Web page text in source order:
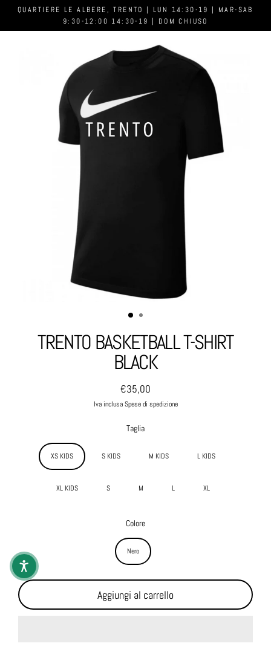
QUARTIERE LE ALBERE, TRENTO | LUN 14:30-19 | MAR-SAB
9:30-12:00 14:30-19 | DOM CHIUSO
TRENTO BASKETBALL T-SHIRT
BLACK
Prezzo normale
€35,00
Iva inclusa Spese di spedizione
Taglia
XS KIDS S KIDS M KIDS L KIDS
XL KIDS S M L XL
Colore
Nero
Aggiungi al carrello